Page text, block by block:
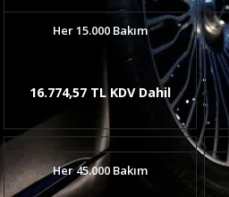
Her 15.000 Bakım
16.774,57 TL KDV Dahil
Her 45.000 Bakım